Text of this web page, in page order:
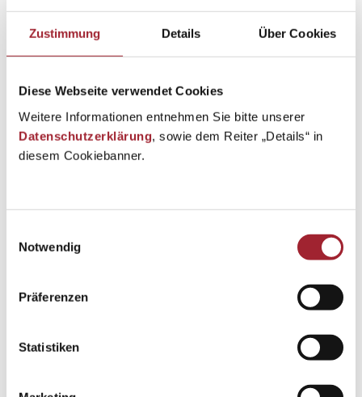
Zustimmung Details Über Cookies
Diese Webseite verwendet Cookies
Weitere Informationen entnehmen Sie bitte unserer
Datenschutzerklärung, sowie dem Reiter „Details“ in
diesem Cookiebanner.
Notwendig
Präferenzen
Statistiken